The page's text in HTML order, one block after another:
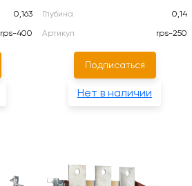
0,163
rps-400
Глубина
0,14
Артикул
rps-250
Подписаться
Нет в наличии